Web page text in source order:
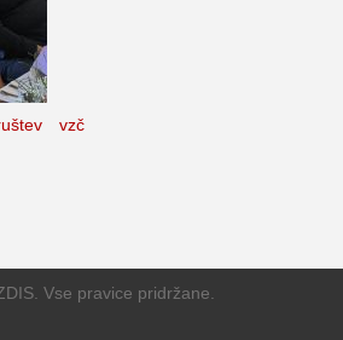
vzč
Vse pravice pridržane.